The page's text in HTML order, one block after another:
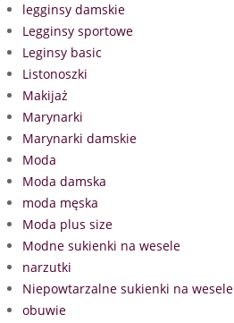
legginsy damskie
Legginsy sportowe
Leginsy basic
Listonoszki
Makijaż
Marynarki
Marynarki damskie
Moda
Moda damska
moda męska
Moda plus size
Modne sukienki na wesele
narzutki
Niepowtarzalne sukienki na wesele
obuwie